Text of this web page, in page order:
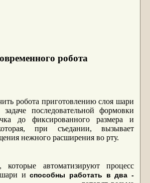
робота
робота приготовлению слоя шари
задаче последовательной формовки
до фиксированного размера и
при съедании, вызывает
нежного расширения во рту.
автоматизируют процесс
шари испособны работать в два -